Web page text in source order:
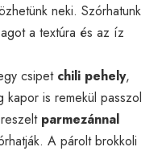
neki. Szórhatunk
a textúra és az íz
csipet chili pehely,
kapor is remekül passzol
parmezánnal
A párolt brokkoli